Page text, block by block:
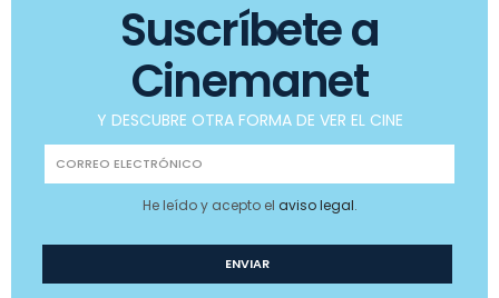
Suscríbete a
Cinemanet
Y DESCUBRE OTRA FORMA DE VER EL CINE
He leído y acepto el aviso legal.